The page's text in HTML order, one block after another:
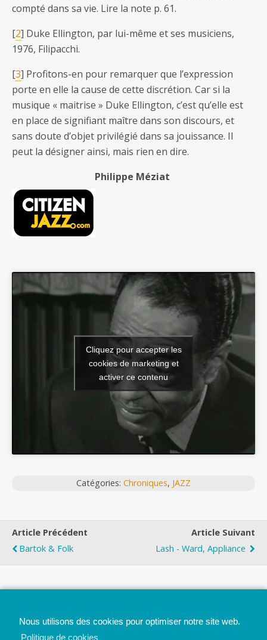
compté dans sa vie. Lire la note p. 61.
[2] Duke Ellington, par lui-même et ses musiciens,
1976, Filipacchi.
[3] Profitons-en pour remarquer que l’expression
porte en elle la cause de cette discrétion. Car si la
musique « maitrise » Duke Ellington, c’est qu’elle est
en place de signifiant maître dans son discours, et
sans doute d’objet privilégié dans sa jouissance. Il
peut la désigner ainsi, mais rien en dire.
Philippe Méziat
Cliquez pour accepter les
cookies de marketing et
activer ce contenu
Catégories: Chroniques, JAZZ
Article Précédent
Bartok & Folk
Article Suivant
Lash - Ward, Appliance
Nous utilisons des cookies pour optimiser notre site web.
Politique de cookies